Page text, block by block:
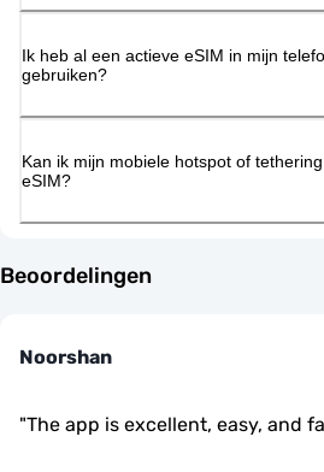
Ik heb al een actieve eSIM in mijn
gebruiken?
Kan ik mijn mobiele hotspot of
eSIM?
Beoordelingen
Noorshan
"The app is excellent, easy, and